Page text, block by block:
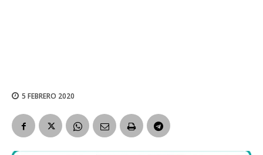
5 FEBRERO 2020